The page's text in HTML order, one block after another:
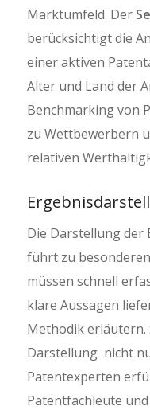
Marktumfeld. Der
berücksichtigt die
einer aktiven
Alter und Land der
Benchmarking von
zu Wettbewerbern
relativen
Die Darstellung der
führt zu
müssen schnell
klare Aussagen
Methodik erläutern.
Darstellung nicht
Patentexperten
Patentfachleute